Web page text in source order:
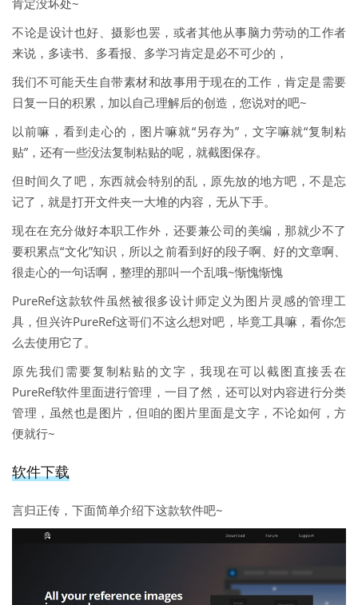
肯定没坏处~
不论是设计也好、摄影也罢，或者其他从事脑力劳动的工作者
来说，多读书、多看报、多学习肯定是必不可少的，
我们不可能天生自带素材和故事用于现在的工作，肯定是需要
日复一日的积累，加以自己理解后的创造，您说对的吧~
以前嘛，看到走心的，图片嘛就“另存为”，文字嘛就“复制粘
贴”，还有一些没法复制粘贴的呢，就截图保存。
但时间久了吧，东西就会特别的乱，原先放的地方吧，不是忘
记了，就是打开文件夹一大堆的内容，无从下手。
现在在充分做好本职工作外，还要兼公司的美编，那就少不了
要积累点“文化”知识，所以之前看到好的段子啊、好的文章啊、
很走心的一句话啊，整理的那叫一个乱哦~惭愧惭愧
PureRef这款软件虽然被很多设计师定义为图片灵感的管理工
具，但兴许PureRef这哥们不这么想对吧，毕竟工具嘛，看你怎
么去使用它了。
原先我们需要复制粘贴的文字，我现在可以截图直接丢在
PureRef软件里面进行管理，一目了然，还可以对内容进行分类
管理，虽然也是图片，但咱的图片里面是文字，不论如何，方
便就行~
软件下载
言归正传，下面简单介绍下这款软件吧~